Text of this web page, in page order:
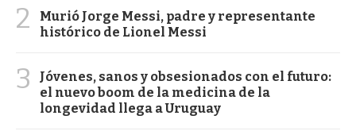
2
Murió Jorge Messi, padre y representante
histórico de Lionel Messi
3
Jóvenes, sanos y obsesionados con el futuro:
el nuevo boom de la medicina de la
longevidad llega a Uruguay